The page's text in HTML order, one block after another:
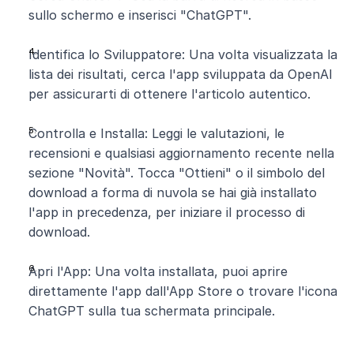
sullo schermo e inserisci "ChatGPT".
Identifica lo Sviluppatore: Una volta visualizzata la
lista dei risultati, cerca l'app sviluppata da OpenAI
per assicurarti di ottenere l'articolo autentico.
Controlla e Installa: Leggi le valutazioni, le
recensioni e qualsiasi aggiornamento recente nella
sezione "Novità". Tocca "Ottieni" o il simbolo del
download a forma di nuvola se hai già installato
l'app in precedenza, per iniziare il processo di
download.
Apri l'App: Una volta installata, puoi aprire
direttamente l'app dall'App Store o trovare l'icona
ChatGPT sulla tua schermata principale.